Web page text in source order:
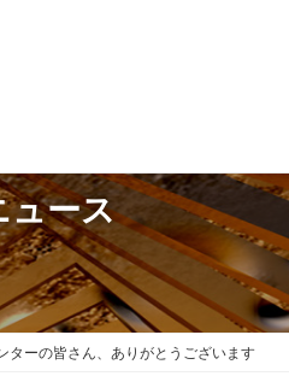
ュース
ターの皆さん、ありがとうございます